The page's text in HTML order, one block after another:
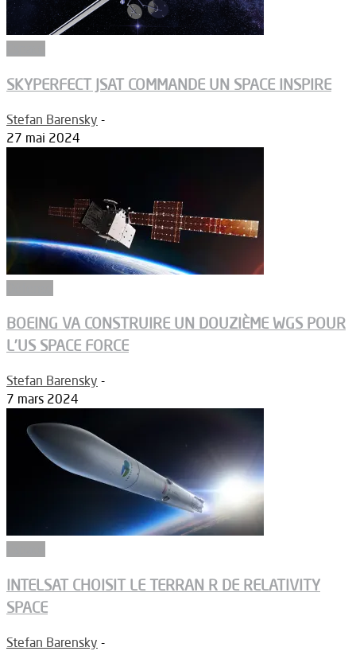
SKYPERFECT JSAT COMMANDE UN SPACE INSPIRE
Stefan Barensky -
27 mai 2024
BOEING VA CONSTRUIRE UN DOUZIÈME WGS POUR
L’US SPACE FORCE
Stefan Barensky -
7 mars 2024
INTELSAT CHOISIT LE TERRAN R DE RELATIVITY
SPACE
Stefan Barensky -